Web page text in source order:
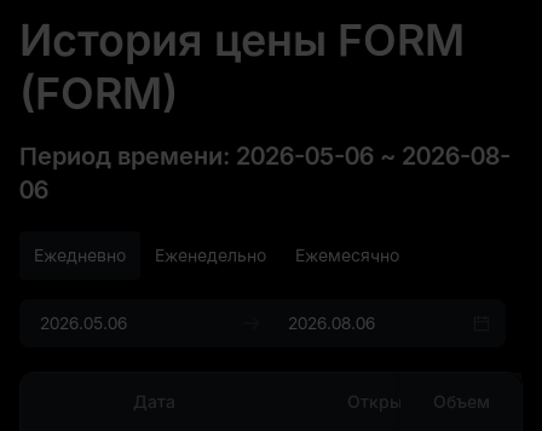
История цены FORM
(FORM)
Период времени: 2026-05-06 ~ 2026-08-
06
Ежедневно Еженедельно Ежемесячно
Дата Открытие Объем